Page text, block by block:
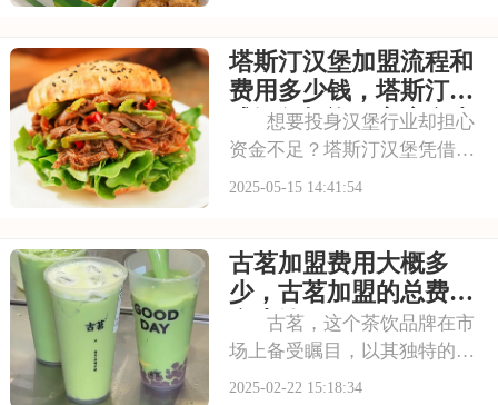
式和丰富的市场经验，还能为
你提供全面的培训和支持。本
文将为你详细介绍德
塔斯汀汉堡加盟流程和
费用多少钱，塔斯汀中
式汉堡投资一家店多少
钱
想要投身汉堡行业却担心
资金不足？塔斯汀汉堡凭借其
高性价比和独特的产品定位，
备多少资金？又有哪些基本条
件需要满足呢？今天，我们将
带你一探究竟，了解
2025-05-15 14:41:54
古茗加盟费用大概多
少，古茗加盟的总费用
多少钱
古茗，这个茶饮品牌在市
场上备受瞩目，以其独特的口
味和亲民的价格赢得了众多消
2025-02-22 15:18:34